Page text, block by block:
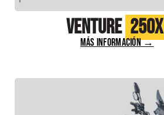
Venture 250X
MÁS INFORMACIÓN →